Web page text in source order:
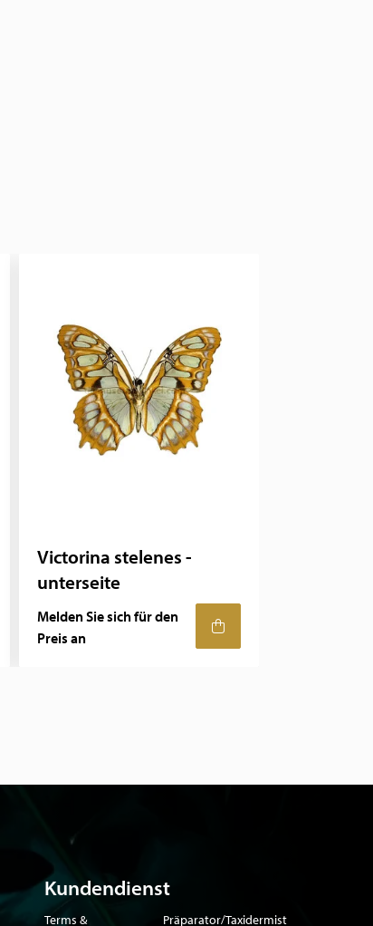
Victorina stelenes -
unterseite
Melden Sie sich für den
Preis an
Kundendienst
Terms & Präparator/Taxidermist